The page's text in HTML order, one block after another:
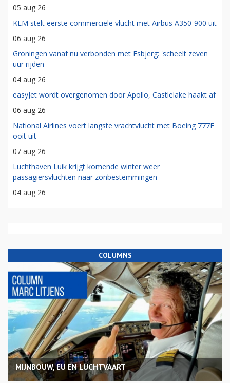
05 aug 26
KLM stelt eerste commerciële vlucht met Airbus A350-900 uit
06 aug 26
Groningen vanaf nu verbonden met Esbjerg: 'scheelt zeven
uur rijden'
04 aug 26
easyJet wordt overgenomen door Apollo, Castlelake haakt af
06 aug 26
National Airlines voert langste vrachtvlucht met Boeing 777F
ooit uit
07 aug 26
Luchthaven Luik krijgt komende winter weer
passagiersvluchten naar zonbestemmingen
04 aug 26
COLUMNS
MIJNBOUW, EU EN LUCHTVAART